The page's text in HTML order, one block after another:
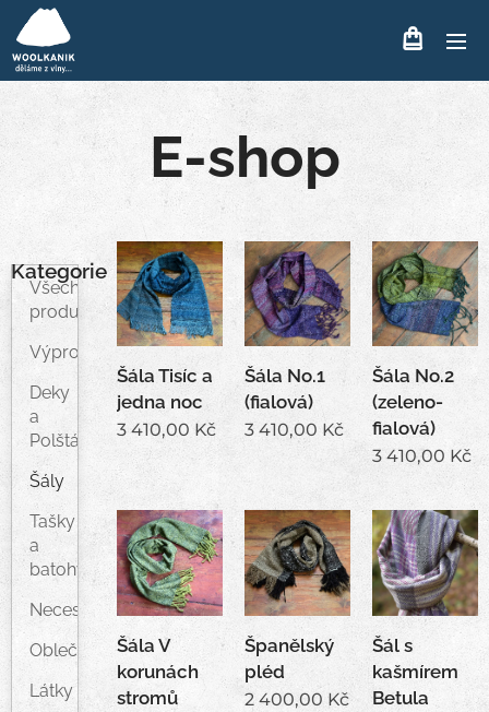
E-shop
Kategorie
Všechny
produkty
Výprodej
Deky
a
Polštáře
Šály
Tašky
a
batohy
Neceséry
Oblečení
Látky
Šála Tisíc a
jedna noc
3 410,00 Kč
Šála No.1
(fialová)
3 410,00 Kč
Šála No.2
(zeleno-
fialová)
3 410,00 Kč
Šála V
korunách
stromů
Španělský
pléd
2 400,00 Kč
Šál s
kašmírem
Betula